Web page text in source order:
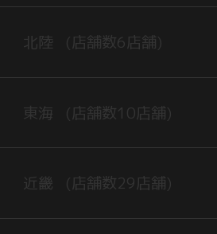
北陸 (店舗数6店舗)
東海 (店舗数 10店舗)
近畿 (店舗数29店舗)